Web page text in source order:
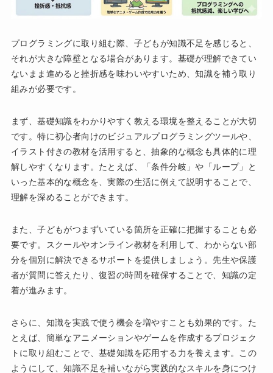
プログラミングに取り組む際、子どもが知識不足を感じると、
それが大きな障壁となる場合があります。基礎が理解できてい
ないまま進めると挫折感を味わいやすいため、知識を補う取り
組みが必要です。
まず、基礎知識をわかりやすく教える環境を整えることが大切
です。特に初心者向けのビジュアルプログラミングツールや、
イラスト付きの教材を活用すると、抽象的な概念も具体的に理
解しやすくなります。たとえば、「条件分岐」や「ループ」と
いった基本的な概念を、実際の生活に例えて説明することで、
理解を深めることができます。
また、子どもがつまずいている箇所を正確に把握することも必
要です。スクールやオンライン教材を利用して、わからない部
分を個別に解決できるサポートを提供しましょう。先生や保護
者が質問に答えたり、復習の時間を確保することで、知識の定
着が進みます。
さらに、知識を実践で使う機会を増やすことも効果的です。た
とえば、簡単なアニメーションやゲームを作成するプロジェク
トに取り組むことで、基礎知識を応用する力を養えます。この
ようにして、知識不足を補いながら実践的なスキルを身につけ